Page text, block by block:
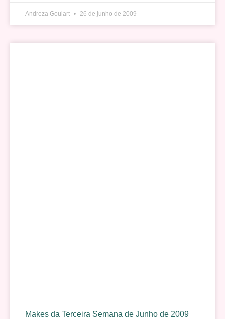
Andreza Goulart 26 de junho de 2009
Makes da Terceira Semana de Junho de 2009